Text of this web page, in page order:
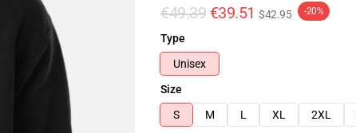
€49.39 €39.51 $42.95 -20%
Type
Unisex
Size
S
M L XL 2XL